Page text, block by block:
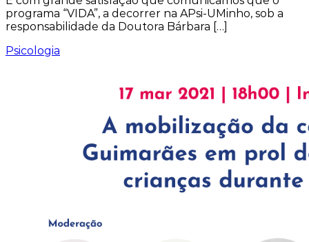
programa “VIDA”, a decorrer na APsi-UMinho, sob a
responsabilidade da Doutora Bárbara […]
Psicologia